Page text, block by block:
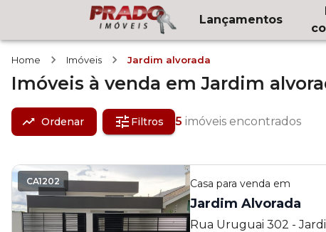
Lançamentos
Home Imóveis Jardim alvorada
Imóveis à venda emJardim
Ordenar Filtros 5 imóveis encontrados
CA1202 Casa para venda em
Jardim Alvorada
Rua Uruguai 302 -